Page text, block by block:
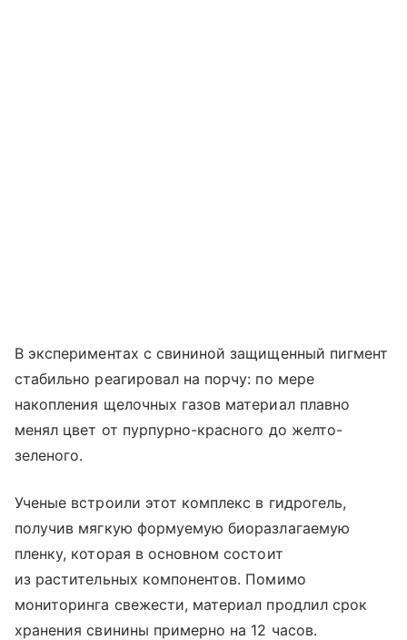
В экспериментах с свининой защищенный пигмент
стабильно реагировал на порчу: по мере
накопления щелочных газов материал плавно
менял цвет от пурпурно-красного до желто-
зеленого.
Ученые встроили этот комплекс в гидрогель,
получив мягкую формуемую биоразлагаемую
пленку, которая в основном состоит
из растительных компонентов. Помимо
мониторинга свежести, материал продлил срок
хранения свинины примерно на 12 часов.